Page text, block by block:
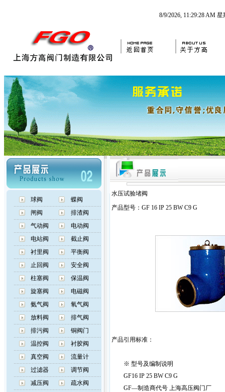
8/9/2026, 11:29:29 AM 星
球阀
蝶阀
闸阀
排渣阀
气动阀
电动阀
电站阀
截止阀
衬里阀
平衡阀
止回阀
安全阀
柱塞阀
保温阀
旋塞阀
电磁阀
氨气阀
氧气阀
放料阀
排气阀
排污阀
铜阀门
温控阀
衬胶阀
真空阀
流量计
过滤器
调节阀
减压阀
疏水阀
水压试验堵阀
产品型号：GF 16 IP 25 BW C9 G
产品引用标准：
※ 型号及编制说明
GF16 IP 25 BW C9 G
GF—制造商代号 上海高压阀门厂